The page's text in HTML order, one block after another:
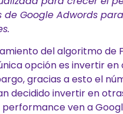
Google Adwords
del algoritmo de
opción es invertir
gracias a esto el
decidido invertir en
ven a